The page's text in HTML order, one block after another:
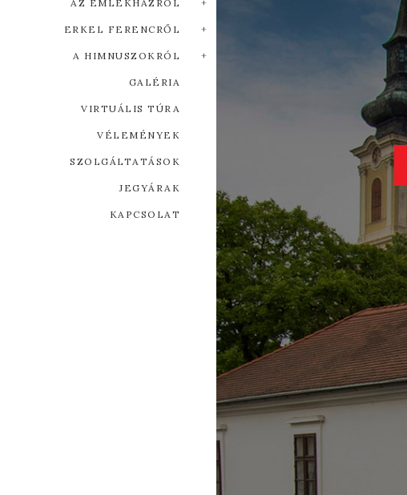
AZ EMLÉKHÁZRÓL
ERKEL FERENCRŐL
A HIMNUSZOKRÓL
GALÉRIA
VIRTUÁLIS TÚRA
VÉLEMÉNYEK
SZOLGÁLTATÁSOK
JEGYÁRAK
KAPCSOLAT